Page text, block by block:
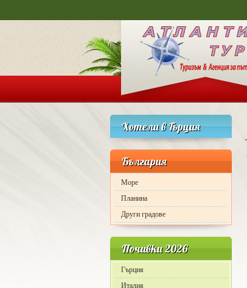
Хотели в Гърция
България
Море
Планина
Други градове
Почивки 2026
Гърция
Италия